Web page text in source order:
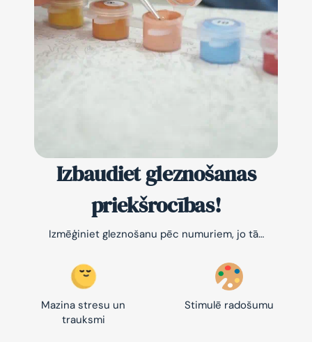
Izbaudiet gleznošanas
priekšrocības!
Izmēģiniet gleznošanu pēc numuriem, jo tā…
Mazina stresu un
trauksmi
Stimulē radošumu